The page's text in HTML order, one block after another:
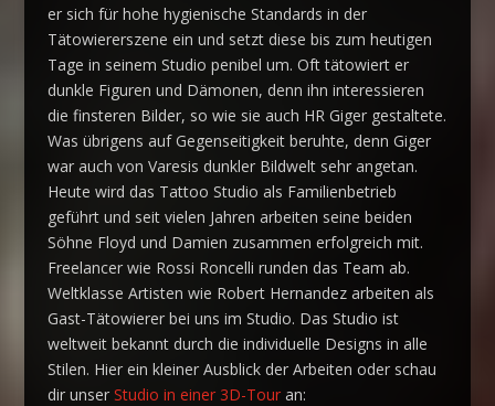
er sich für hohe hygienische Standards in der
Tätowiererszene ein und setzt diese bis zum heutigen
Tage in seinem Studio penibel um. Oft tätowiert er
dunkle Figuren und Dämonen, denn ihn interessieren
die finsteren Bilder, so wie sie auch HR Giger gestaltete.
Was übrigens auf Gegenseitigkeit beruhte, denn Giger
war auch von Varesis dunkler Bildwelt sehr angetan.
Heute wird das Tattoo Studio als Familienbetrieb
geführt und seit vielen Jahren arbeiten seine beiden
Söhne Floyd und Damien zusammen erfolgreich mit.
Freelancer wie Rossi Roncelli runden das Team ab.
Weltklasse Artisten wie Robert Hernandez arbeiten als
Gast-Tätowierer bei uns im Studio. Das Studio ist
weltweit bekannt durch die individuelle Designs in alle
Stilen. Hier ein kleiner Ausblick der Arbeiten oder schau
dir unser Studio in einer 3D-Touran: